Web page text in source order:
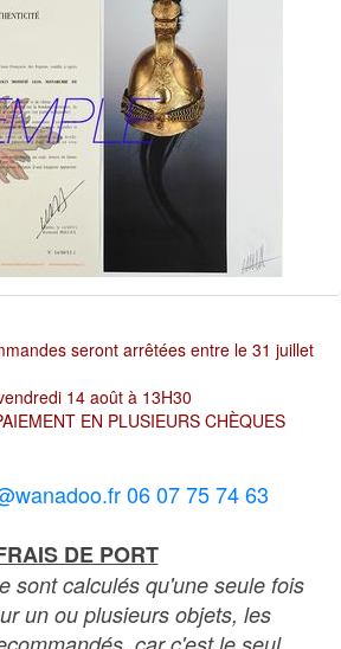
seront arrêtées entre le 31 juillet
14 août à 13H30
EN PLUSIEURS CHÈQUES
06 07 75 74 63
DE PORT
sont calculés qu'une seule fois
un ou plusieurs objets, les